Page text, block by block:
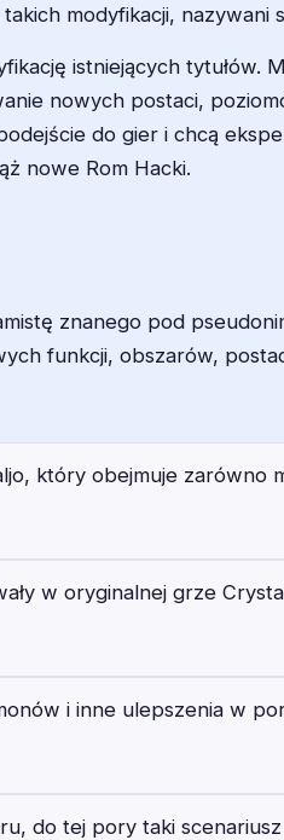
modyfikacji, nazywani
istniejących tytułów.
nowych postaci,
do gier i chcą
nowe Rom Hacki.
znanego pod
funkcji, obszarów,
który obejmuje zarówno
w oryginalnej grze
i inne ulepszenia w
do tej pory taki